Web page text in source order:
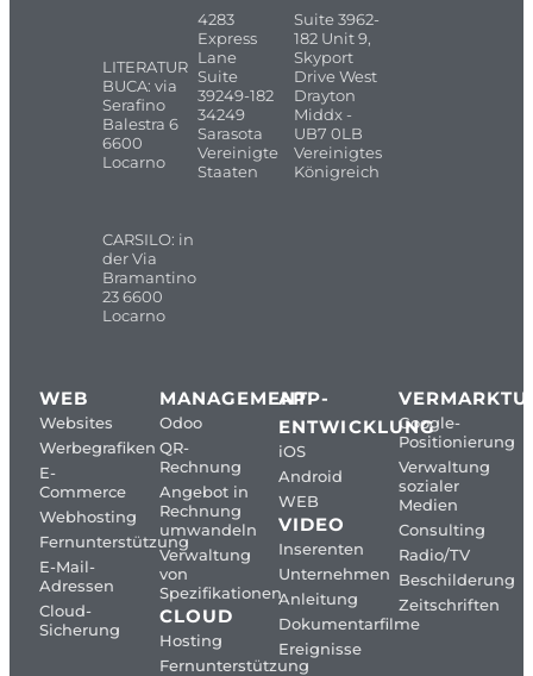
LITERATUR
BUCA: via
Serafino
Balestra 6
6600
Locarno
CARSILO: in
der Via
Bramantino
23 6600
Locarno
4283
Express
Lane
Suite
39249-182
34249
Sarasota
Vereinigte
Staaten
Suite 3962-
182 Unit 9,
Skyport
Drive West
Drayton
Middx -
UB7 0LB
Vereinigtes
Königreich
WEB
Websites
Werbegrafiken
E-
Commerce
Webhosting
Fernunterstützung
E-Mail-
Adressen
Cloud-
Sicherung
MANAGEMENT
Odoo
QR-
Rechnung
Angebot in
Rechnung
umwandeln
Verwaltung
von
Spezifikationen
CLOUD
Hosting
Fernunterstützung
APP-
ENTWICKLUNG
iOS
Android
WEB
VIDEO
Inserenten
Unternehmen
Anleitung
Dokumentarfilme
Ereignisse
Google-
Positionierung
Verwaltung
sozialer
Medien
Consulting
Radio/TV
Beschilderung
Zeitschriften